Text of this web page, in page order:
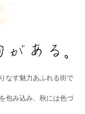
なす魅力あふれる街で
包み込み、秋には色づ